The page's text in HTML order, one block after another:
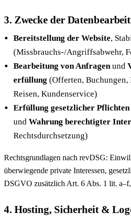
3. Zwecke der
Bereitstellung der Website,
(Missbrauchs-/Angriffsabwehr,
Bearbeitung von Anfragen und
erfüllung (Offerten,
Reisen, Kundenservice)
Erfüllung gesetzlicher Pflichten
undWahrung berechtigter
Rechtsdurchsetzung)
Rechtsgrundlagen nach revDSG:
überwiegende private Interessen,
DSGVO zusätzlich Art. 6 Abs. 1 lit.
4. Hosting, Sicherheit &